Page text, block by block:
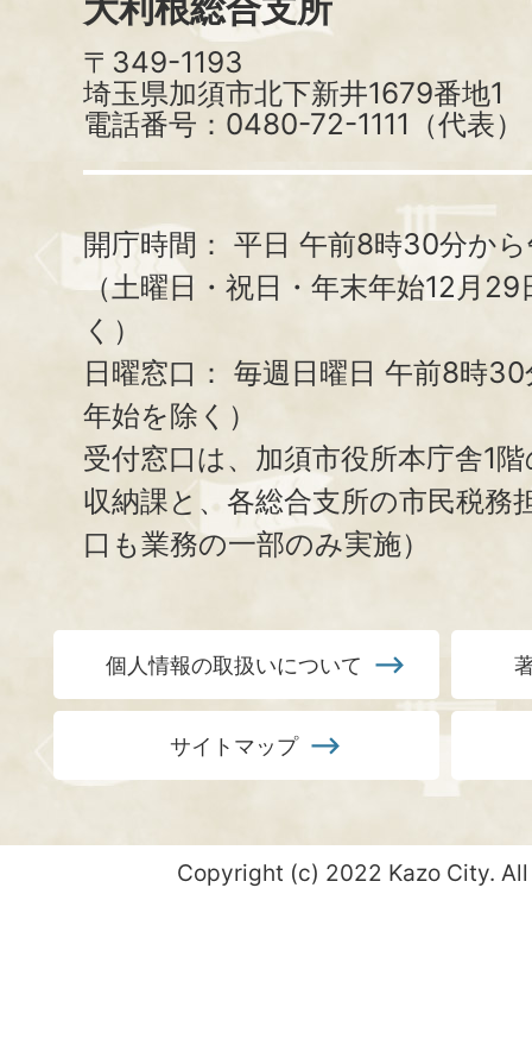
〒349-1193
埼玉県加須市北下新井1679番地1
電話番号：0480-72-1111（代表）
開庁時間： 平日 午前8時30分か
（土曜日・祝日・年末年始12月
く）
日曜窓口： 毎週日曜日 午前8時
年始を除く）
受付窓口は、加須市役所本庁舎1
収納課と、 各総合支所の市民税務
口も業務の一部のみ実施）
個人情報の取扱いについて
サイトマップ
Copyright (c) 2022 Kazo City.